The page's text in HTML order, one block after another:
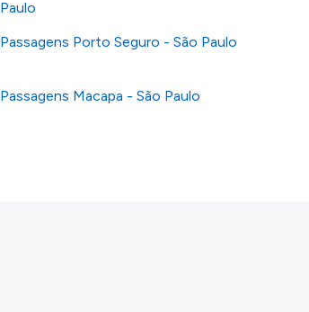
Paulo
Passagens Porto Seguro - São Paulo
Passagens Macapa - São Paulo